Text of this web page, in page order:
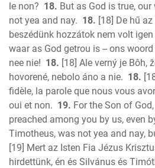
le non? 18. But as God is true,
not yea and nay. 18. [18] De hű
beszédünk hozzátok nem volt igen
waar as God getrou is -- ons
nee nie! 18. [18] Ale verný je Bôh,
hovorené, nebolo áno a nie. 18.
fidèle, la parole que nous vous
oui et non. 19. For the Son of
preached among you by us, even
Timotheus, was not yea and nay,
[19] Mert az Isten Fia Jézus
hirdettünk, én és Silvánus és